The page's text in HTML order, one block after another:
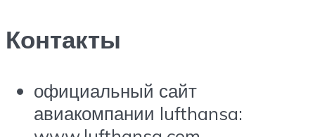
Контакты
официальный сайт
авиакомпании lufthansa: